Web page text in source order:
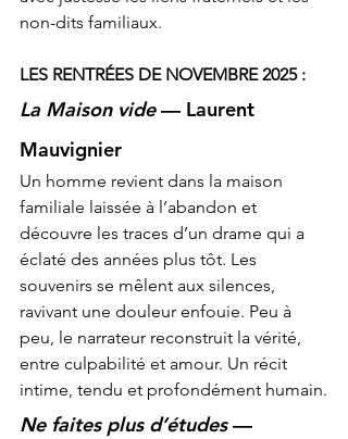
non-dits familiaux.
LES RENTRÉES DE NOVEMBRE 2025 :
La Maison vide — Laurent
Mauvignier
Un homme revient dans la maison
familiale laissée à l’abandon et
découvre les traces d’un drame qui a
éclaté des années plus tôt. Les
souvenirs se mêlent aux silences,
ravivant une douleur enfouie. Peu à
peu, le narrateur reconstruit la vérité,
entre culpabilité et amour. Un récit
intime, tendu et profondément humain.
Ne faites plus d’études —